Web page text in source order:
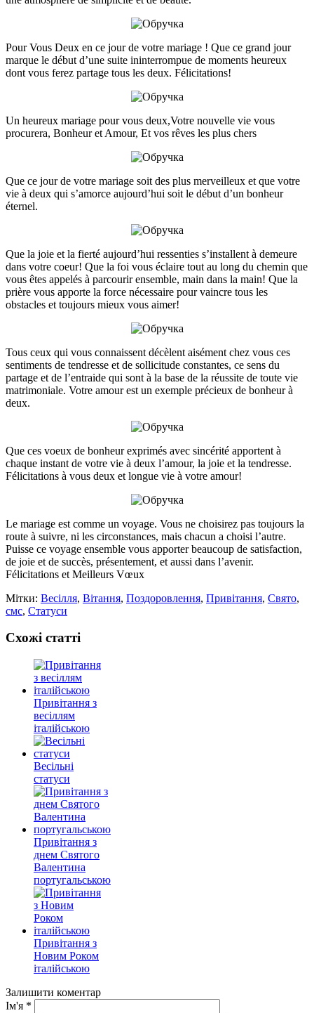
Pour Vous Deux en ce jour de votre mariage ! Que ce grand jour
marque le début d’une suite ininterrompue de moments heureux
dont vous ferez partage tous les deux. Félicitations!
Un heureux mariage pour vous deux,Votre nouvelle vie vous
procurera, Bonheur et Amour, Et vos rêves les plus chers
Que ce jour de votre mariage soit des plus merveilleux et que votre
vie à deux qui s’amorce aujourd’hui soit le début d’un bonheur
éternel.
Que la joie et la fierté aujourd’hui ressenties s’installent à demeure
dans votre coeur! Que la foi vous éclaire tout au long du chemin que
vous êtes appelés à parcourir ensemble, main dans la main! Que la
prière vous apporte la force nécessaire pour vaincre tous les
obstacles et toujours mieux vous aimer!
Tous ceux qui vous connaissent décèlent aisément chez vous ces
sentiments de tendresse et de sollicitude constantes, ce sens du
partage et de l’entraide qui sont à la base de la réussite de toute vie
matrimoniale. Votre amour est un exemple précieux de bonheur à
deux.
Que ces voeux de bonheur exprimés avec sincérité apportent à
chaque instant de votre vie à deux l’amour, la joie et la tendresse.
Félicitations à vous deux et longue vie à votre amour!
Le mariage est comme un voyage. Vous ne choisirez pas toujours la
route à suivre, ni les circonstances, mais chacun a choisi l’autre.
Puisse ce voyage ensemble vous apporter beaucoup de satisfaction,
de joie et de succès, présentement, et aussi dans l’avenir.
Félicitations et Meilleurs Vœux
Мітки: Весілля, Вітання, Поздоровлення, Привітання, Свято,
смс, Статуси
Схожі статті
Привітання з
весіллям
італійською
Весільні
статуси
Привітання з
днем Святого
Валентина
португальською
Привітання з
Новим Роком
італійською
Залишити коментар
Ім'я *